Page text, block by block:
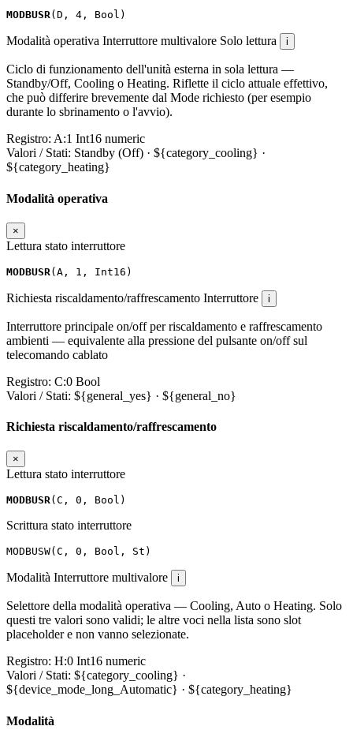
MODBUSR( D , 4 , Bool )
Modalità operativa Interruttore multivalore Solo lettura i
Ciclo di funzionamento dell'unità esterna in sola lettura —
Standby/Off, Cooling o Heating. Riflette il ciclo attuale effettivo,
che può differire brevemente dal Mode richiesto (per esempio
durante lo sbrinamento o l'avvio).
Registro: A:1 Int16 numeric
Valori / Stati: Standby (Off) · ${category_cooling} ·
${category_heating}
Modalità operativa
×
Lettura stato interruttore
MODBUSR ( A , 1 , Int16 )
Richiesta riscaldamento/raffrescamento Interruttore i
Interruttore principale on/off per riscaldamento e raffrescamento
ambienti — equivalente alla pressione del pulsante on/off sul
telecomando cablato
Registro: C:0 Bool
Valori / Stati: ${general_yes} · ${general_no}
Richiesta riscaldamento/raffrescamento
×
Lettura stato interruttore
MODBUSR( C , 0 , Bool )
Scrittura stato interruttore
MODBUSW( C , 0 , Bool , St )
Modalità Interruttore multivalore i
Selettore della modalità operativa — Cooling, Auto o Heating. Solo
questi tre valori sono validi; le altre voci nella lista sono slot
placeholder e non vanno selezionate.
Registro: H:0 Int16 numeric
Valori / Stati: ${category_cooling} ·
${device_mode_long_Automatic} · ${category_heating}
Modalità